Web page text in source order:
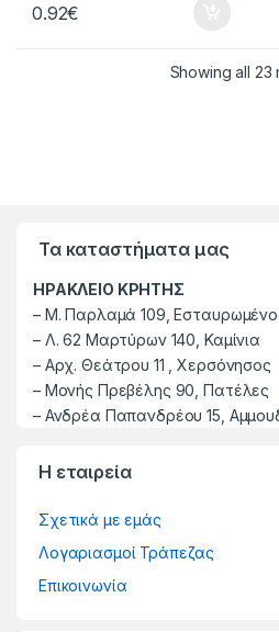
0.92€
Showing all 23
Τα καταστήματα μας
ΗΡΑΚΛΕΙΟ ΚΡΗΤΗΣ
– M. Παρλαμά 109,
–Λ. 62 Μαρτύρων 140, Καμίνια
– Αρχ. Θεάτρου 11 , Χερσόνησος
– Μονής Πρεβέλης 90, Πατέλες
– Ανδρέα Παπανδρέου 15,
Η εταιρεία
Σχετικά με εμάς
Λογαριασμοί Τράπεζας
Επικοινωνία